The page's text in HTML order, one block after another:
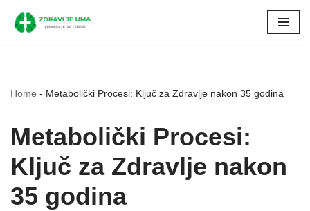
Skip
Home - Metabolički Procesi: Ključ za Zdravlje nakon 35 godina
Metabolički Procesi:
Ključ za Zdravlje nakon
35 godina